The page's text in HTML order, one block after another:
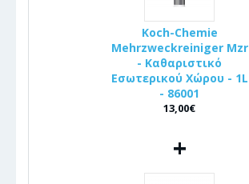
Koch-Chemie
Mehrzweckreiniger Mzr
- Καθαριστικό
Εσωτερικού Χώρου - 1L
- 86001
13,00€
+